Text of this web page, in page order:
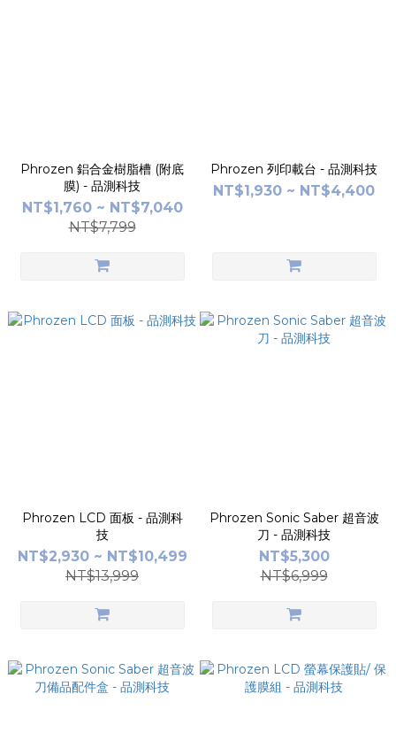
Phrozen 鋁合金樹脂槽 (附底
膜) - 品測科技
NT$1,760 ~ NT$7,040
NT$7,799
Phrozen 列印載台 - 品測科技
NT$1,930 ~ NT$4,400
Phrozen LCD 面板 - 品測科
技
NT$2,930 ~ NT$10,499
NT$13,999
Phrozen Sonic Saber 超音波
刀 - 品測科技
NT$5,300
NT$6,999